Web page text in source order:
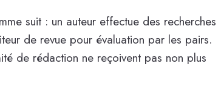
suit : un auteur effectue des recherches
de revue pour évaluation par les pairs.
de rédaction ne reçoivent pas non plus